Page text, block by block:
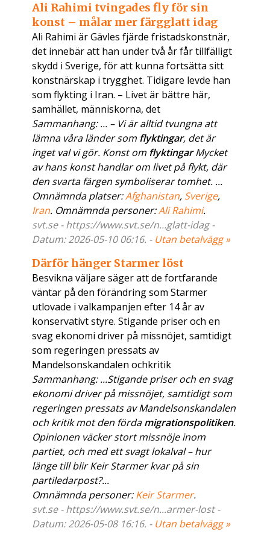
Ali Rahimi tvingades fly för sin
konst – målar mer färgglatt idag
Ali Rahimi är Gävles fjärde fristadskonstnär,
det innebär att han under två år får tillfälligt
skydd i Sverige, för att kunna fortsätta sitt
konstnärskap i trygghet. Tidigare levde han
som flykting i Iran. – Livet är bättre här,
samhället, människorna, det
Sammanhang: ... – Vi är alltid tvungna att
lämna våra länder som flyktingar, det är
inget val vi gör. Konst om flyktingarMycket
av hans konst handlar om livet på flykt, där
den svarta färgen symboliserar tomhet. ...
Omnämnda platser:Afghanistan, Sverige,
Iran. Omnämnda personer:Ali Rahimi.
svt.se - https://www.svt.se/n...glatt-idag -
Datum: 2026-05-10 06:16. - Utan betalvägg »
Därför hänger Starmer löst
Besvikna väljare säger att de fortfarande
väntar på den förändring som Starmer
utlovade i valkampanjen efter 14 år av
konservativt styre. Stigande priser och en
svag ekonomi driver på missnöjet, samtidigt
som regeringen pressats av
Mandelsonskandalen ochkritik
Sammanhang: ...Stigande priser och en svag
ekonomi driver på missnöjet, samtidigt som
regeringen pressats av Mandelsonskandalen
och kritik mot den fördamigrationspolitiken.
Opinionen väcker stort missnöje inom
partiet, och med ett svagt lokalval – hur
länge till blir Keir Starmer kvar på sin
partiledarpost?...
Omnämnda personer:Keir Starmer.
svt.se - https://www.svt.se/n...armer-lost -
Datum: 2026-05-08 16:16. - Utan betalvägg »